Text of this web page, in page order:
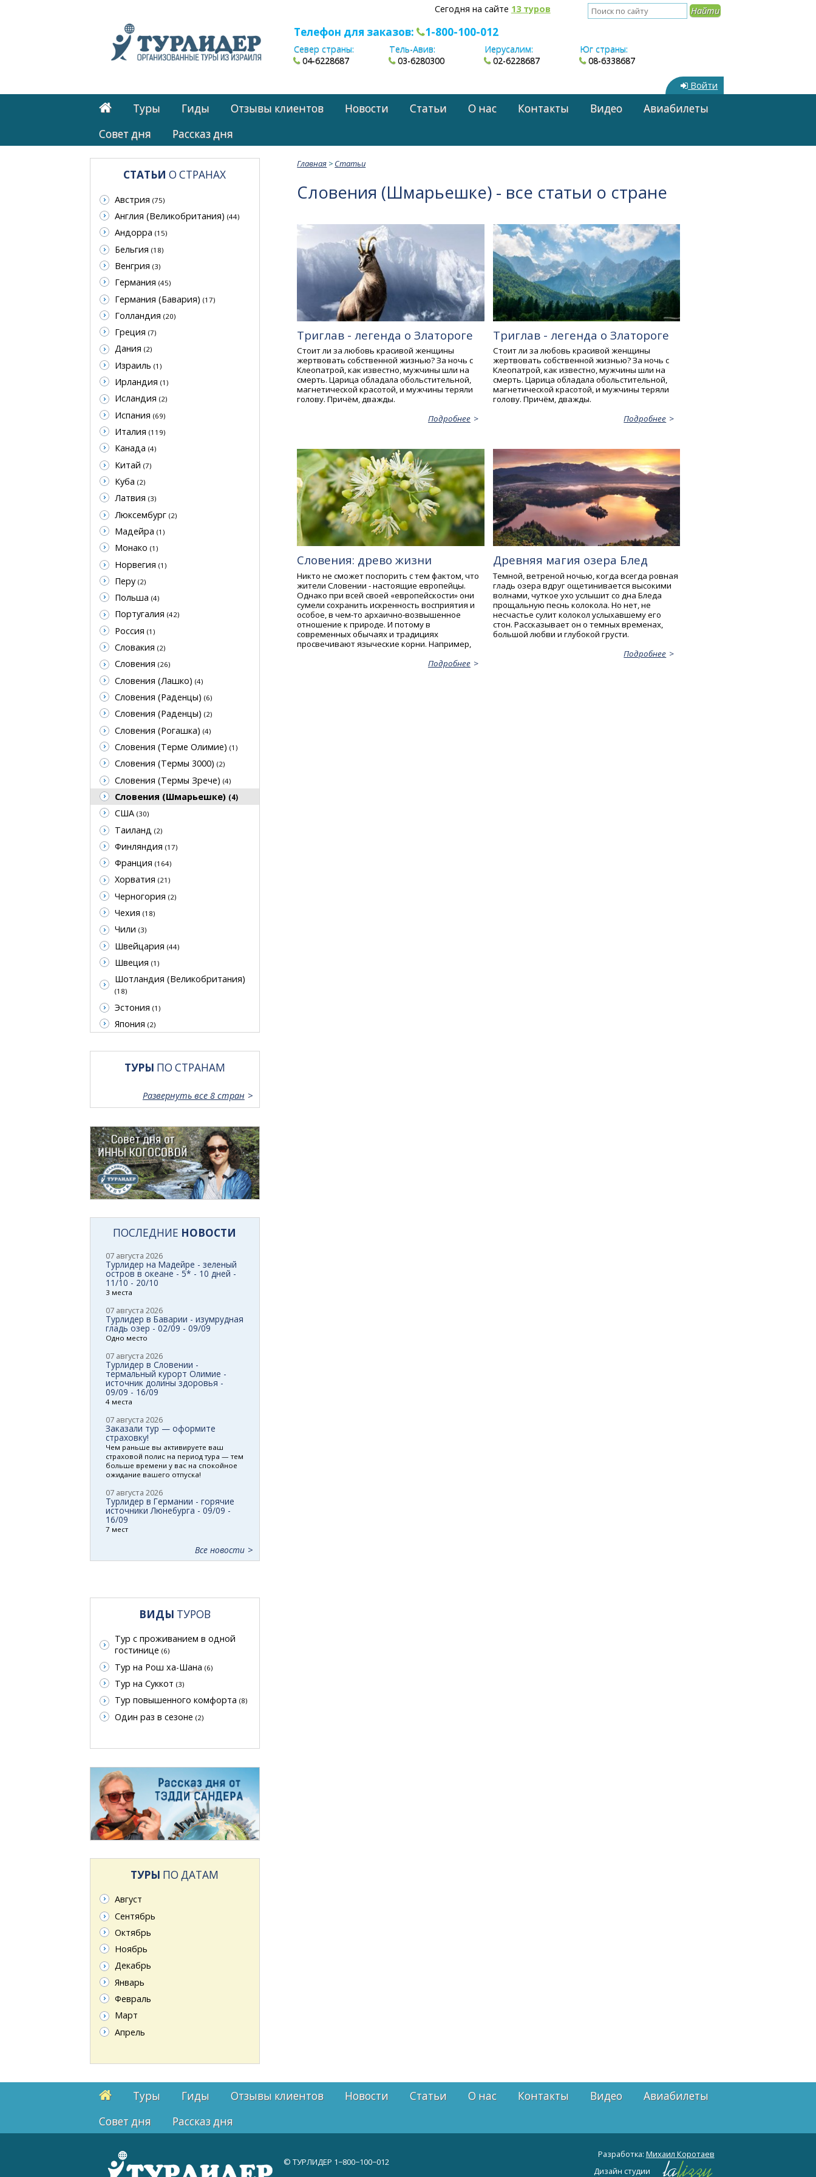
Сегодня на сайте 13 туров
Телефон для заказов: 1-800-100-012
Север страны:
04-6228687
Тель-Авив:
03-6280300
Иерусалим:
02-6228687
Юг страны:
08-6338687
Войти
Туры Гиды Отзывы клиентов Новости Статьи О нас Контакты Видео
Авиабилеты
Cовет дня
Рассказ дня
Главная > Статьи
Словения (Шмарьешке) - все статьи о стране
Триглав - легенда о Златороге
Стоит ли за любовь красивой женщины
жертвовать собственной жизнью? За ночь с
Клеопатрой, как известно, мужчины шли на
смерть. Царица обладала обольстительной,
магнетической красотой, и мужчины теряли
голову. Причём, дважды.
Подробнее
Триглав - легенда о Златороге
Стоит ли за любовь красивой женщины
жертвовать собственной жизнью? За ночь с
Клеопатрой, как известно, мужчины шли на
смерть. Царица обладала обольстительной,
магнетической красотой, и мужчины теряли
голову. Причём, дважды.
Подробнее
Словения: древо жизни
Никто не сможет поспорить с тем фактом, что
жители Словении - настоящие европейцы.
Однако при всей своей «европейскости» они
сумели сохранить искренность восприятия и
особое, в чем-то архаично-возвышенное
отношение к природе. И потому в
современных обычаях и традициях
просвечивают языческие корни. Например,
Подробнее
Древняя магия озера Блед
Темной, ветреной ночью, когда всегда ровная
гладь озера вдруг ощетинивается высокими
волнами, чуткое ухо услышит со дна Бледа
прощальную песнь колокола. Но нет, не
несчастье сулит колокол услыхавшему его
стон. Рассказывает он о темных временах,
большой любви и глубокой грусти.
Подробнее
СТАТЬИО СТРАНАХ
Австрия (75)
Англия (Великобритания) (44)
Андорра (15)
Бельгия (18)
Венгрия (3)
Германия (45)
Германия (Бавария) (17)
Голландия (20)
Греция (7)
Дания (2)
Израиль (1)
Ирландия (1)
Исландия (2)
Испания (69)
Италия (119)
Канада (4)
Китай (7)
Куба (2)
Латвия (3)
Люксембург (2)
Мадейра (1)
Монако (1)
Норвегия (1)
Перу (2)
Польша (4)
Португалия (42)
Россия (1)
Словакия (2)
Словения (26)
Словения (Лашко) (4)
Словения (Раденцы) (6)
Словения (Раденцы) (2)
Словения (Рогашка) (4)
Словения (Терме Олимие) (1)
Словения (Термы 3000) (2)
Словения (Термы Зрече) (4)
Словения (Шмарьешке) (4)
США (30)
Таиланд (2)
Финляндия (17)
Франция (164)
Хорватия (21)
Черногория (2)
Чехия (18)
Чили (3)
Швейцария (44)
Швеция (1)
Шотландия (Великобритания)
(18)
Эстония (1)
Япония (2)
ТУРЫ ПО СТРАНАМ
Развернуть все 8 стран
ПОСЛЕДНИЕ НОВОСТИ
07 августа 2026
Турлидер на Мадейре - зеленый
остров в океане - 5* - 10 дней -
11/10 - 20/10
3 места
07 августа 2026
Турлидер в Баварии - изумрудная
гладь озер - 02/09 - 09/09
Одно место
07 августа 2026
Турлидер в Словении -
термальный курорт Олимие -
источник долины здоровья -
09/09 - 16/09
4 места
07 августа 2026
Заказали тур — оформите
страховку!
Чем раньше вы активируете ваш
страховой полис на период тура — тем
больше времени у вас на спокойное
ожидание вашего отпуска!
07 августа 2026
Турлидер в Германии - горячие
источники Люнебурга - 09/09 -
16/09
7 мест
Все новости
ВИДЫ ТУРОВ
Тур с проживанием в одной
гостинице (6)
Тур на Рош ха-Шана (6)
Тур на Суккот (3)
Тур повышенного комфорта (8)
Один раз в сезоне (2)
ТУРЫ ПО ДАТАМ
Август
Сентябрь
Октябрь
Ноябрь
Декабрь
Январь
Февраль
Март
Апрель
Туры Гиды Отзывы клиентов Новости Статьи О нас Контакты Видео
Авиабилеты
Cовет дня
Рассказ дня
© ТУРЛИДЕР 1−800−100−012
Разработка: Михаил Коротаев
Дизайн студии